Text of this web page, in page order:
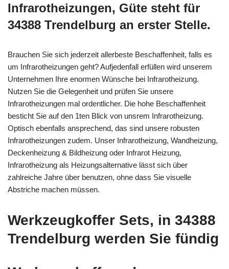
Infrarotheizungen, Güte steht für
34388 Trendelburg an erster Stelle.
Brauchen Sie sich jederzeit allerbeste Beschaffenheit, falls es
um Infrarotheizungen geht? Aufjedenfall erfüllen wird unserem
Unternehmen Ihre enormen Wünsche bei Infrarotheizung.
Nutzen Sie die Gelegenheit und prüfen Sie unsere
Infrarotheizungen mal ordentlicher. Die hohe Beschaffenheit
besticht Sie auf den 1ten Blick von unsrem Infrarotheizung.
Optisch ebenfalls ansprechend, das sind unsere robusten
Infrarotheizungen zudem. Unser Infrarotheizung, Wandheizung,
Deckenheizung & Bildheizung oder Infrarot Heizung,
Infrarotheizung als Heizungsalternative lässt sich über
zahlreiche Jahre über benutzen, ohne dass Sie visuelle
Abstriche machen müssen.
Werkzeugkoffer Sets, in 34388
Trendelburg werden Sie fündig